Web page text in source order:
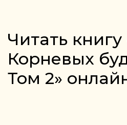
Читать
Корневых
Том 2»